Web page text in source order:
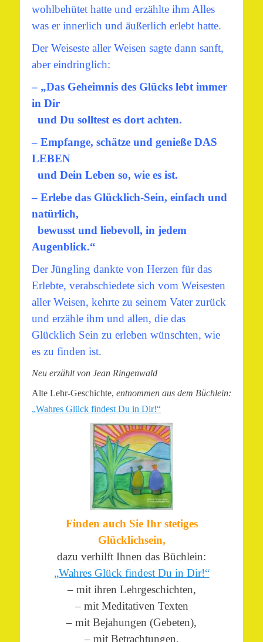
wohlbehütet hatte und erzählte ihm Alles
was er innerlich und äußerlich erlebt hatte.
Der Weiseste aller Weisen sagte dann sanft,
aber eindringlich:
– „Das Geheimnis des Glücks lebt immer
in Dir
und Du solltest es dort achten.
– Empfange, schätze und genieße DAS
LEBEN
und Dein Leben so, wie es ist.
– Erlebe das Glücklich-Sein, einfach und
natürlich,
bewusst und liebevoll, in jedem
Augenblick.“
Der Jüngling dankte von Herzen für das
Erlebte, verabschiedete sich vom Weisesten
aller Weisen, kehrte zu seinem Vater zurück
und erzähle ihm und allen, die das
Glücklich Sein zu erleben wünschten, wie
es zu finden ist.
Neu erzählt von Jean Ringenwald
Alte Lehr-Geschichte, entnommen aus dem Büchlein:
„Wahres Glück findest Du in Dir!“
Finden auch Sie Ihr stetiges
Glücklichsein,
dazu verhilft Ihnen das Büchlein:
„Wahres Glück findest Du in Dir!“
– mit ihren Lehrgeschichten,
– mit Meditativen Texten
– mit Bejahungen (Gebeten),
– mit Betrachtungen,